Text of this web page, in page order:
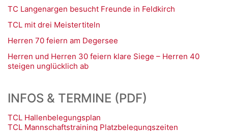
TC Langenargen besucht Freunde in Feldkirch
TCL mit drei Meistertiteln
Herren 70 feiern am Degersee
Herren und Herren 30 feiern klare Siege – Herren 40
steigen unglücklich ab
INFOS & TERMINE (PDF)
TCL Hallenbelegungsplan
TCL Mannschaftstraining Platzbelegungszeiten